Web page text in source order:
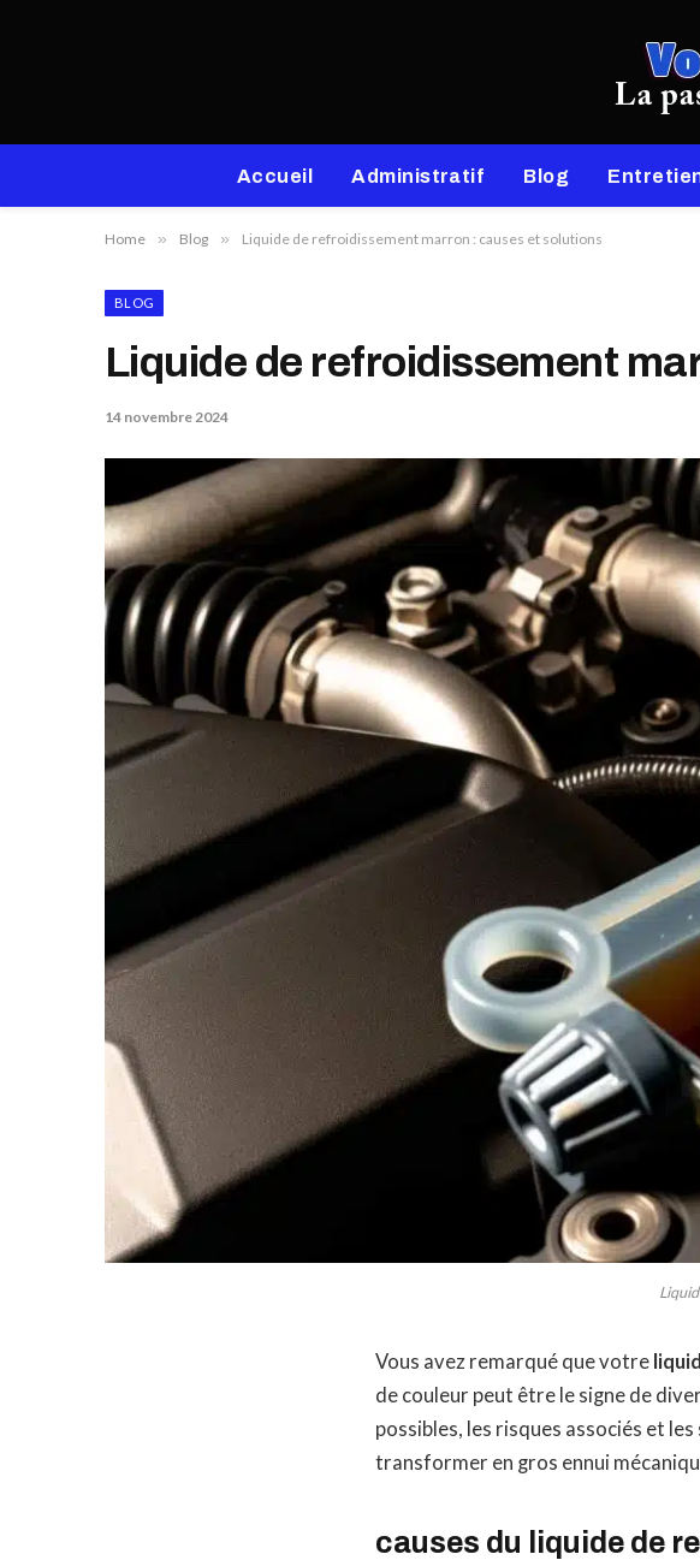
Accueil Administratif Blog
Home » Blog » Liquide de refroidissement marron : causes et solutions
BLOG
Liquide de refroidissement
14 novembre 2024
Vous avez remarqué que votre
de couleur peut être le signe de
possibles, les risques associés et
transformer en gros ennui
causes du liquide de